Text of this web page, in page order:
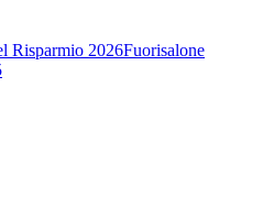
Risparmio 2026Fuorisalone